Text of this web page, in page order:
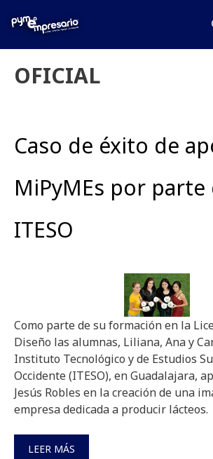
OFICIAL
Caso de éxito de
MiPyMEs por parte
ITESO
Como parte de su formación en la
Diseño las alumnas, Liliana, Ana y
Instituto Tecnológico y de Estudios
Occidente (ITESO), en Guadalajara,
Jesús Robles en la creación de una
empresa dedicada a producir lácteos.
LEER MÁS